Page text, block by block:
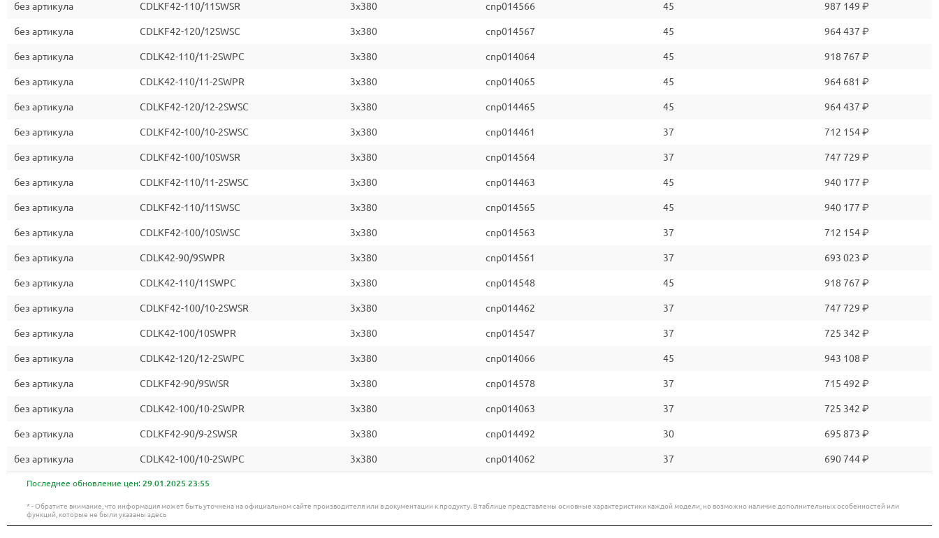
без артикула CDLKF42-110/11SWSR 3x380 cnp014566 45 987 149 ₽
без артикула CDLKF42-120/12SWSC 3x380 cnp014567 45 964 437 ₽
без артикула CDLK42-110/11-2SWPC 3x380 cnp014064 45 918 767 ₽
без артикула CDLK42-110/11-2SWPR 3x380 cnp014065 45 964 681 ₽
без артикула CDLKF42-120/12-2SWSC 3x380 cnp014465 45 964 437 ₽
без артикула CDLKF42-100/10-2SWSC 3x380 cnp014461 37 712 154 ₽
без артикула CDLKF42-100/10SWSR 3x380 cnp014564 37 747 729 ₽
без артикула CDLKF42-110/11-2SWSC 3x380 cnp014463 45 940 177 ₽
без артикула CDLKF42-110/11SWSC 3x380 cnp014565 45 940 177 ₽
без артикула CDLKF42-100/10SWSC 3x380 cnp014563 37 712 154 ₽
без артикула CDLK42-90/9SWPR 3x380 cnp014561 37 693 023 ₽
без артикула CDLK42-110/11SWPC 3x380 cnp014548 45 918 767 ₽
без артикула CDLKF42-100/10-2SWSR 3x380 cnp014462 37 747 729 ₽
без артикула CDLK42-100/10SWPR 3x380 cnp014547 37 725 342 ₽
без артикула CDLK42-120/12-2SWPC 3x380 cnp014066 45 943 108 ₽
без артикула CDLKF42-90/9SWSR 3x380 cnp014578 37 715 492 ₽
без артикула CDLK42-100/10-2SWPR 3x380 cnp014063 37 725 342 ₽
без артикула CDLKF42-90/9-2SWSR 3x380 cnp014492 30 695 873 ₽
без артикула CDLK42-100/10-2SWPC 3x380 cnp014062 37 690 744 ₽
Последнее обновление цен: 29.01.2025 23:55
* - Обратите внимание, что информация может быть уточнена на официальном сайте производителя или в документации к продукту. В таблице представлены основные характеристики каждой модели, но возможно наличие дополнительных особенностей или
функций, которые не были указаны здесь